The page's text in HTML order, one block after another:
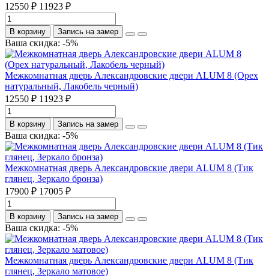
12550 ₽ 11923 ₽
В корзину Запись на замер
Ваша скидка: -5%
Межкомнатная дверь Александровские двери ALUM 8 (Орех
натуральный, Лакобель черный)
12550 ₽ 11923 ₽
В корзину Запись на замер
Ваша скидка: -5%
Межкомнатная дверь Александровские двери ALUM 8 (Тик
глянец, Зеркало бронза)
17900 ₽ 17005 ₽
В корзину Запись на замер
Ваша скидка: -5%
Межкомнатная дверь Александровские двери ALUM 8 (Тик
глянец, Зеркало матовое)